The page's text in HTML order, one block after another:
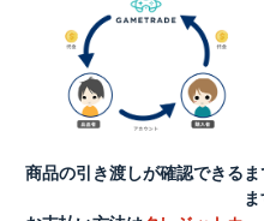
商品の引き渡しが確認できる
ま